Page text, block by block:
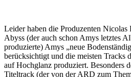
Leider haben die Produzenten
Abyss (der auch schon Amys letztes
produzierte) Amys „neue
berücksichtigt und die meisten Tracks
auf Hochglanz produziert. Besonders
Titeltrack (der von der ARD zum